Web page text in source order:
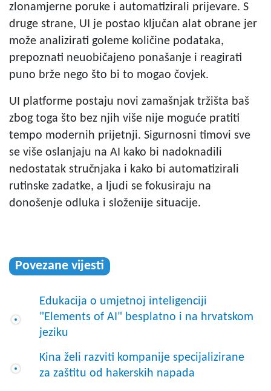
zlonamjerne poruke i automatizirali prijevare. S
druge strane, UI je postao ključan alat obrane jer
može analizirati goleme količine podataka,
prepoznati neuobičajeno ponašanje i reagirati
puno brže nego što bi to mogao čovjek.
UI platforme postaju novi zamašnjak tržišta baš
zbog toga što bez njih više nije moguće pratiti
tempo modernih prijetnji. Sigurnosni timovi sve
se više oslanjaju na AI kako bi nadoknadili
nedostatak stručnjaka i kako bi automatizirali
rutinske zadatke, a ljudi se fokusiraju na
donošenje odluka i složenije situacije.
Povezane vijesti
Edukacija o umjetnoj inteligenciji
"Elements of AI" besplatno i na hrvatskom
jeziku
Kina želi razviti kompanije specijalizirane
za zaštitu od hakerskih napada